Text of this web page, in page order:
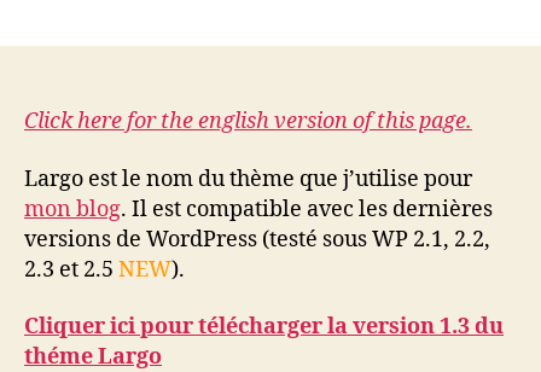
Click here for the english version of this page.
Largo est le nom du thème que j’utilise pour
mon blog. Il est compatible avec les dernières
versions de WordPress (testé sous WP 2.1, 2.2,
2.3 et 2.5 NEW).
Cliquer ici pour télécharger la version 1.3 du
théme Largo